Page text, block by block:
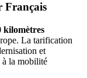
Français
kilomètres
La tarification
et
à la mobilité